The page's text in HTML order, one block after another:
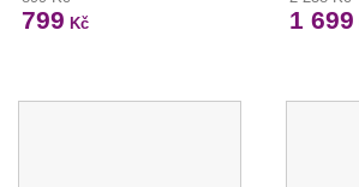
799 Kč 1 699